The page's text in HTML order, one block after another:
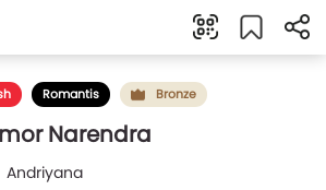
Romantis Bronze
Narendra
Andriyana